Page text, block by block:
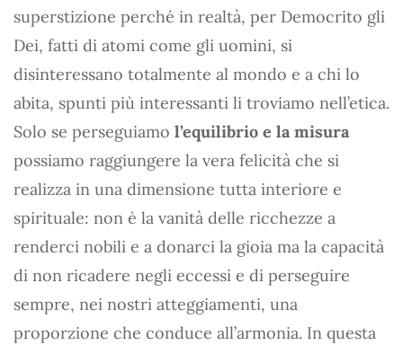
superstizione perché in realtà, per Democrito gli
Dei, fatti di atomi come gli uomini, si
disinteressano totalmente al mondo e a chi lo
abita, spunti più interessanti li troviamo nell’etica.
Solo se perseguiamo l’equilibrio e la misura
possiamo raggiungere la vera felicità che si
realizza in una dimensione tutta interiore e
spirituale: non è la vanità delle ricchezze a
renderci nobili e a donarci la gioia ma la capacità
di non ricadere negli eccessi e di perseguire
sempre, nei nostri atteggiamenti, una
proporzione che conduce all’armonia. In questa